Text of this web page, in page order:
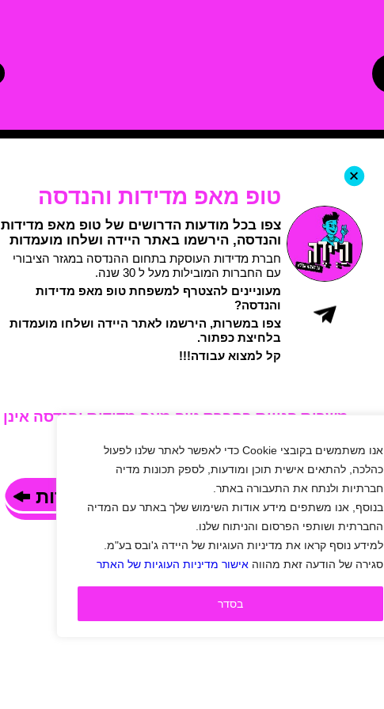
אנו משתמשים בקובצי Cookie כדי לאפשר לאתר שלנו לפעול
כהלכה, להתאים אישית תוכן ומודעות, לספק תכונות מדיה
חברתיות ולנתח את התעבורה באתר.
בנוסף, אנו משתפים מידע אודות השימוש שלך באתר עם המדיה
החברתית ושותפי הפרסום והניתוח שלנו.
למידע נוסף קראו את מדיניות העוגיות של היידה ג'ובס בע"מ.
סגירה של הודעה זאת מהווה אישור מדיניות העוגיות של האתר
בסדר
+
טופ מאפ מדידות והנדסה
צפו בכל מודעות הדרושים של טופ מאפ מדידות
והנדסה, הירשמו באתר היידה ושלחו מועמדות
חברת מדידות העוסקת בתחום ההנדסה במגזר הציבורי
עם החברות המובילות מעל ל 30 שנה.
מעוניינים להצטרף למשפחת טופ מאפ מדידות
והנדסה?
צפו במשרות, הירשמו לאתר היידה ושלחו מועמדות
בלחיצת כפתור.
קל למצוא עבודה!!!
משרות פנויות בחברת טופ מאפ מדידות והנדסה אינן
לחצו עלי בכדי לצפות במשרות אחרות